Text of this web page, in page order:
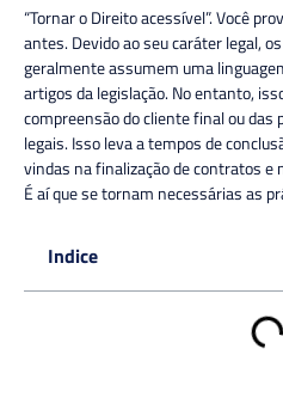
“Tornar o Direito acessível”. Você
antes. Devido ao seu caráter legal, os
geralmente assumem uma
artigos da legislação. No entanto,
compreensão do cliente final ou
legais. Isso leva a tempos de
vindas na finalização de contratos e
É aí que se tornam necessárias as
Indice